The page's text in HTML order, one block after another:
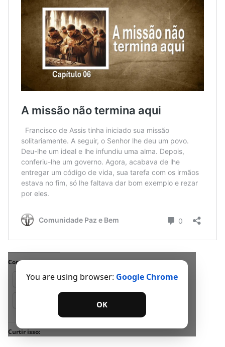
You are using browser: Google Chrome
OK
Compartilhe isso:
18+ Facebook Telegram
Curtir isso: